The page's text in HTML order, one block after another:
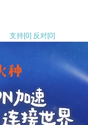
支持[0] 反对[0]
支持[0] 反对